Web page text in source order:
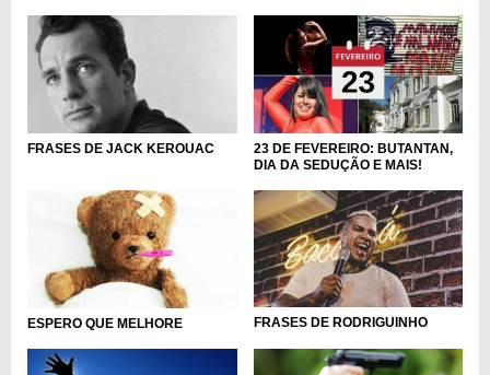
FRASES DE JACK KEROUAC
23 DE FEVEREIRO: BUTANTAN,
DIA DA SEDUÇÃO E MAIS!
ESPERO QUE MELHORE FRASES DE RODRIGUINHO